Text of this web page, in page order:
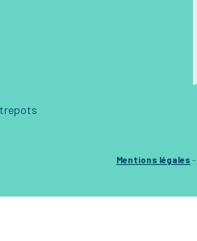
Mentions légales -